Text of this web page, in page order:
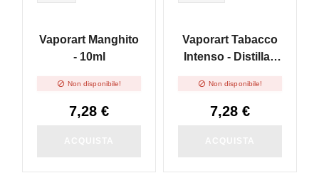
Vaporart Manghito
- 10ml
 Non disponibile!
7,28 €
Vaporart Tabacco
Intenso - Distillati
 Non disponibile!
7,28 €